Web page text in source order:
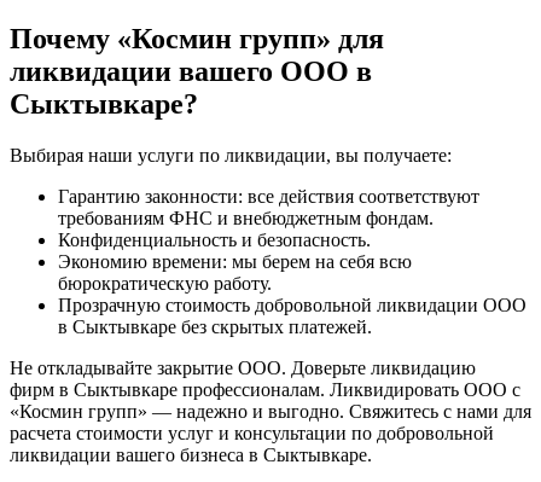
Почему «Космин групп» для
ликвидации вашего ООО в
Сыктывкаре?
Выбирая наши услуги по ликвидации, вы получаете:
Гарантию законности: все действия соответствуют
требованиям ФНС и внебюджетным фондам.
Конфиденциальность и безопасность.
Экономию времени: мы берем на себя всю
бюрократическую работу.
Прозрачную стоимость добровольной ликвидации ООО
в Сыктывкаре без скрытых платежей.
Не откладывайте закрытие ООО. Доверьте ликвидацию
фирм в Сыктывкаре профессионалам. Ликвидировать ООО с
«Космин групп» — надежно и выгодно. Свяжитесь с нами для
расчета стоимости услуг и консультации по добровольной
ликвидации вашего бизнеса в Сыктывкаре.